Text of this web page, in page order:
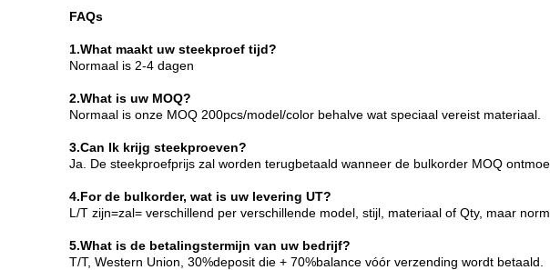
FAQs
1.What maakt uw steekproef tijd?
Normaal is 2-4 dagen
2.What is uw MOQ?
Normaal is onze MOQ 200pcs/model/color behalve wat speciaal vereist materiaal.
3.Can Ik krijg steekproeven?
Ja. De steekproefprijs zal worden terugbetaald wanneer de bulkorder MOQ
4.For de bulkorder, wat is uw levering UT?
L/T zijn=zal= verschillend per verschillende model, stijl, materiaal of Qty, maar
5.What is de betalingstermijn van uw bedrijf?
T/T, Western Union, 30%deposit die + 70%balance vóór verzending wordt betaald.